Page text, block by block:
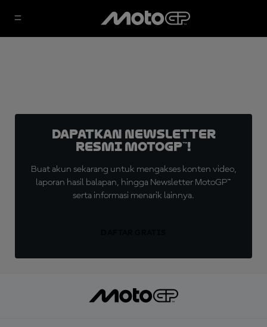
Dapatkan Newsletter
Resmi MotoGP™!
Buat akun sekarang untuk mengakses konten video,
laporan hasil balapan, hingga Newsletter MotoGP™
serta informasi menarik lainnya.